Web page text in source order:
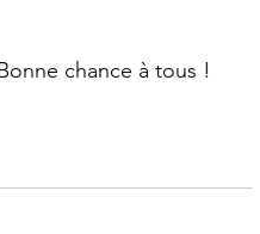
chance à tous !